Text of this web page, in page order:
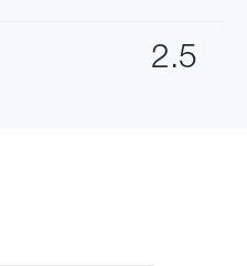
2.5